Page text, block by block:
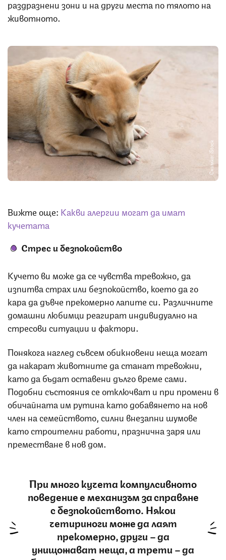
раздразнени зони и на други места по тялото на
животното.
Снимка: iStock
Вижте още: Какви алергии могат да имат
кучетата
Стрес и безпокойство
Кучето ви може да се чувства тревожно, да
изпитва страх или безпокойство, което да го
кара да дъвче прекомерно лапите си. Различните
домашни любимци реагират индивидуално на
стресови ситуации и фактори.
Понякога наглед съвсем обикновени неща могат
да накарат животните да станат тревожни,
като да бъдат оставени дълго време сами.
Подобни състояния се отключват и при промени в
обичайната им рутина като добавянето на нов
член на семейството, силни внезапни шумове
като строителни работи, празнична заря или
преместване в нов дом.
При много кучета компулсивното
поведение е механизъм за справяне
с безпокойството. Някои
четириноги може да лаят
прекомерно, други – да
унищожават неща, а трети – да